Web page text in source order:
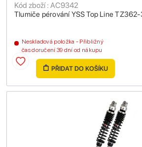
Tlumiče pérování YSS Top Line
Kód zboží : AC9342
Neskladová položka - Přibližný
čas doručení 39 dní od nákupu
PŘIDAT DO KOŠÍKU